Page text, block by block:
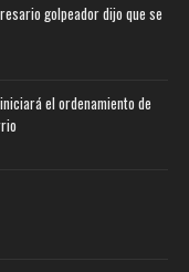
golpeador dijo que se
el ordenamiento de